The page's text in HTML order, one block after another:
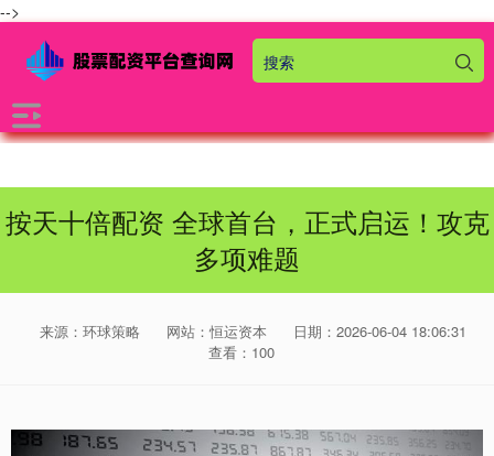
-->
按天十倍配资 全球首台，正式启运！攻克
多项难题
来源：环球策略 网站：恒运资本
日期：2026-06-04 18:06:31
查看：100